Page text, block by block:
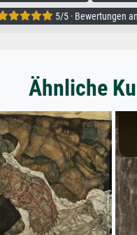
5/5 · Bewertungen
Ähnliche